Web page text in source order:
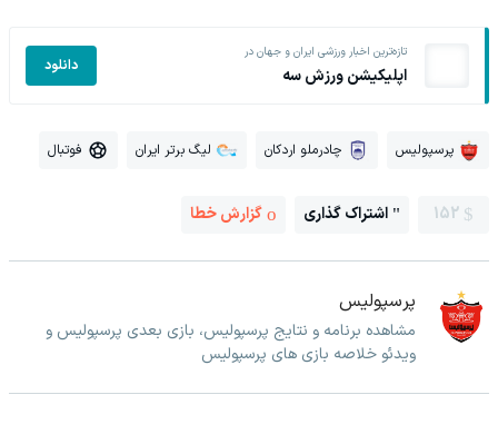
تازه‌ترین اخبار ورزشی ایران و جهان در
اپلیکیشن ورزش سه دانلود
پرسپولیس چادرملو اردکان لیگ برتر ایران فوتبال
152 اشتراک گذاری گزارش خطا
پرسپولیس
مشاهده برنامه و نتایج پرسپولیس، بازی بعدی پرسپولیس و
ویدئو خلاصه بازی های پرسپولیس